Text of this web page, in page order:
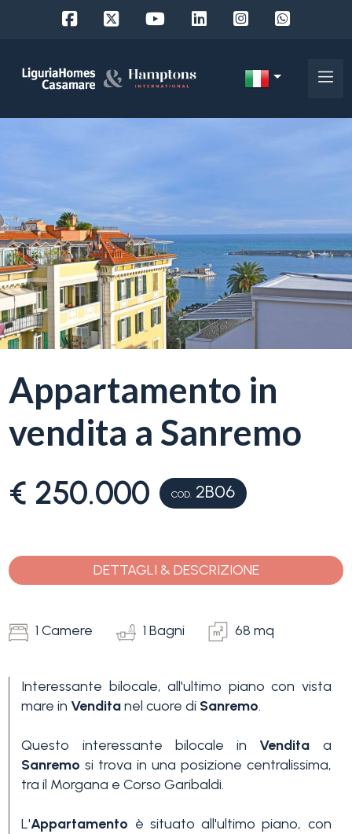
Appartamento in
vendita a Sanremo
€ 250.000 COD. 2B06
DETTAGLI & DESCRIZIONE
1 Camere 1 Bagni 68 mq
Interessante bilocale, all'ultimo piano con vista
mare in Venditanel cuore di Sanremo.
Questo interessante bilocale in Vendita a
Sanremo si trova in una posizione centralissima,
tra il Morgana e Corso Garibaldi.
L'Appartamento è situato all'ultimo piano, con
RU
Chi
siamo
I
nostri
La
Liguria
case
Preferiti
Provincia
Comune
Tipologia
-
Qualsiasi
Prezzo